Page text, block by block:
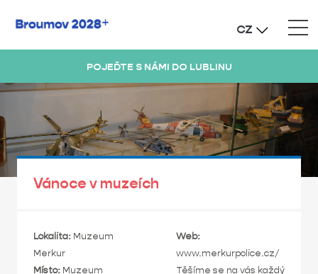
CZ
POJEĎTE S NÁMI DO LUBLINU
Vánoce v muzeích
Lokalita: Muzeum
Merkur
Místo: Muzeum
Web:
www.merkurpolice.cz/
Těšíme se na vás každý